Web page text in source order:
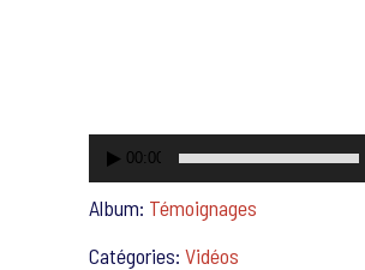
00:00
Album: Témoignages
Catégories: Vidéos